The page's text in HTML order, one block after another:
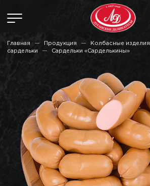
Главная Продукция Колбасные изделия
сардельки
Сардельки «Сарделькины»